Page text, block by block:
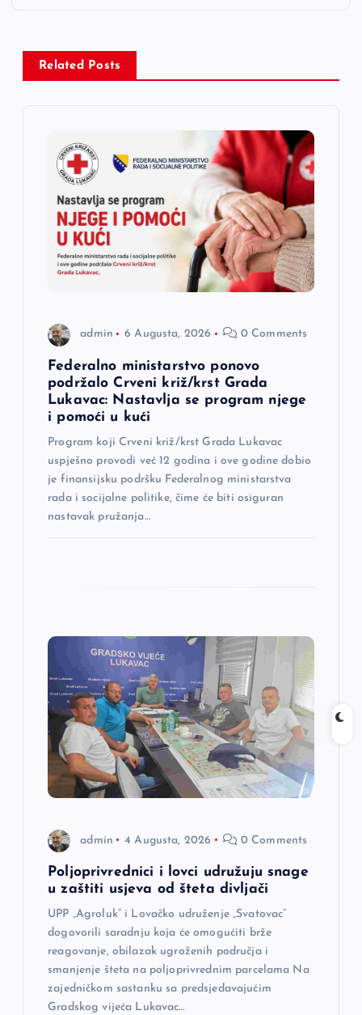
c
Related Posts
admin 6 Augusta, 2026 0 Comments
Federalno ministarstvo ponovo
podržalo Crveni križ/krst Grada
Lukavac: Nastavlja se program njege
i pomoći u kući
Program koji Crveni križ/krst Grada Lukavac
uspješno provodi već 12 godina i ove godine dobio
je finansijsku podršku Federalnog ministarstva
rada i socijalne politike, čime će biti osiguran
nastavak pružanja…
admin 4 Augusta, 2026 0 Comments
Poljoprivrednici i lovci udružuju snage
u zaštiti usjeva od šteta divljači
UPP „Agroluk“ i Lovačko udruženje „Svatovac“
dogovorili saradnju koja će omogućiti brže
reagovanje, obilazak ugroženih područja i
smanjenje šteta na poljoprivrednim parcelama Na
zajedničkom sastanku sa predsjedavajućim
Gradskog vijeća Lukavac…